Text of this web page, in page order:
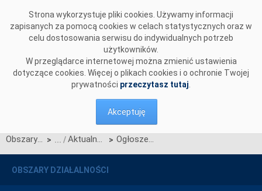
Strona wykorzystuje pliki cookies. Używamy informacji
zapisanych za pomocą cookies w celach statystycznych oraz w
celu dostosowania serwisu do indywidualnych potrzeb
użytkowników.
W przeglądarce internetowej można zmienić ustawienia
dotyczące cookies. Więcej o plikach cookies i o ochronie Twojej
prywatności przeczytasz tutaj
Akceptuję
Obszary działalności > Aktualności Rynku Mocy > Ogłoszenie wstępnych wyników aukcji dodatkowych na poszczególne kwartały roku dostaw 2026
OBSZARY DZIAŁALNOŚCI